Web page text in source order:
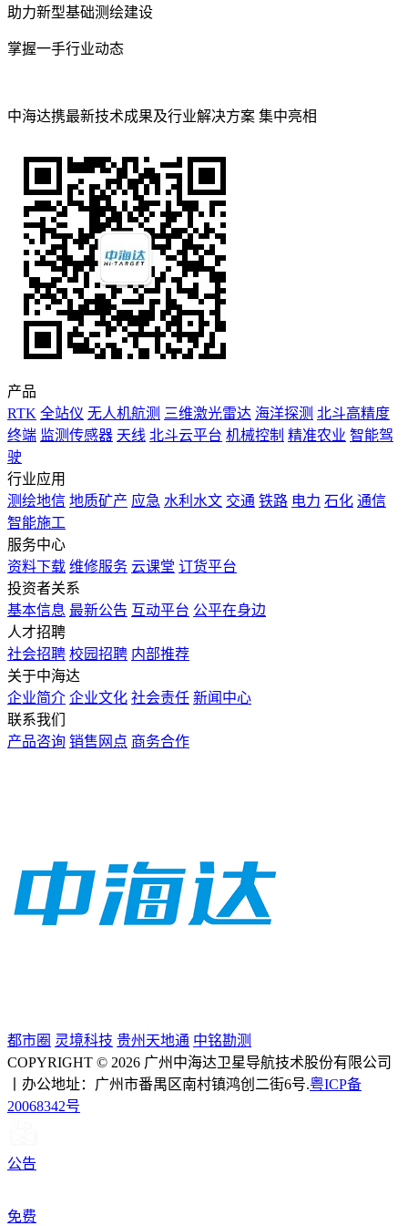
助力新型基础测绘建设
掌握一手行业动态
中海达携最新技术成果及行业解决方案 集中亮相
产品
RTK 全站仪 无人机航测 三维激光雷达 海洋探测 北斗高精度
终端 监测传感器 天线 北斗云平台 机械控制 精准农业 智能驾
驶
行业应用
测绘地信 地质矿产 应急 水利水文 交通 铁路 电力 石化 通信
智能施工
服务中心
资料下载 维修服务 云课堂 订货平台
投资者关系
基本信息 最新公告 互动平台 公平在身边
人才招聘
社会招聘 校园招聘 内部推荐
关于中海达
企业简介 企业文化 社会责任 新闻中心
联系我们
产品咨询 销售网点 商务合作
都市圈 灵境科技 贵州天地通 中铭勘测
COPYRIGHT © 2026 广州中海达卫星导航技术股份有限公司
丨办公地址：广州市番禺区南村镇鸿创二街6号.粤ICP备
20068342号
公告
免费